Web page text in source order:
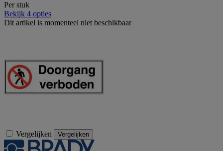
Per stuk
Bekijk 4 opties
Dit artikel is momenteel niet beschikbaar
Vergelijken Vergelijken